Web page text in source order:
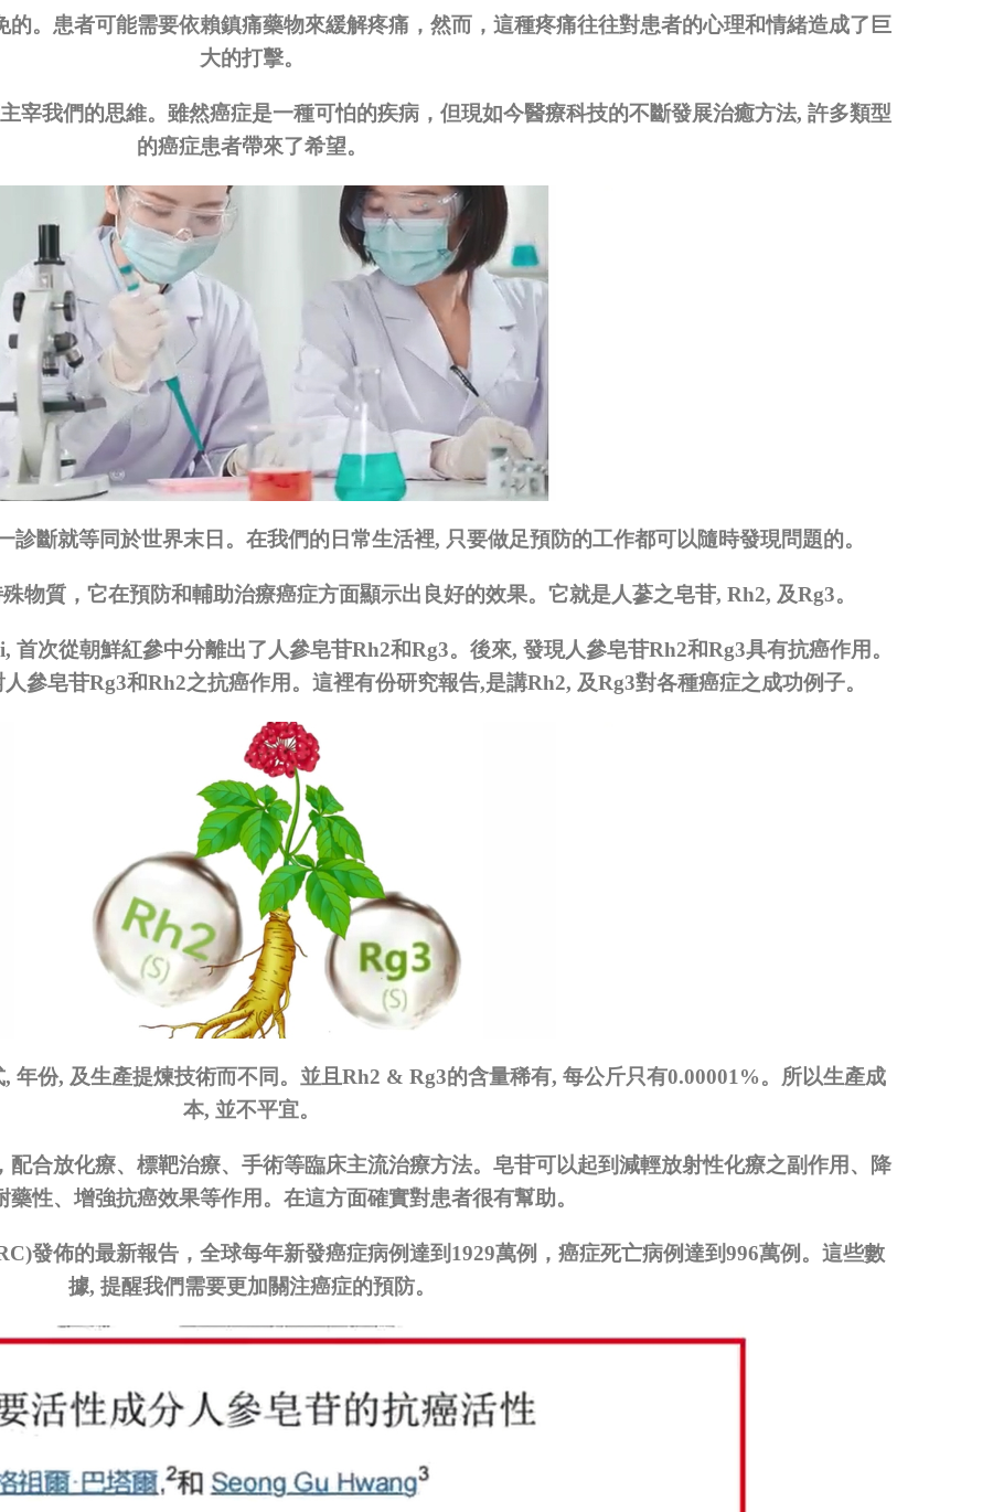
的。患者可能需要依賴鎮痛藥物來緩解疼痛，然而，這種疼痛往往對患者的心理和情緒造成了巨
大的打擊。
宰我們的思維。雖然癌症是一種可怕的疾病，但現如今醫療科技的不斷發展治癒方法, 許多類型
的癌症患者帶來了希望。
斷就等同於世界末日。 在我們的日常生活裡, 只要做足預防的工作都可以隨時發現問題的。
物質，它在預防和輔助治療癌症方面顯示出良好的效果。它就是人蔘之皂苷, Rh2, 及Rg3。
首次從朝鮮紅參中分離出了人參皂苷Rh2和Rg3。後來, 發現人參皂苷Rh2和Rg3具有抗癌作用。
參皂苷Rg3和Rh2之抗癌作用。這裡有份研究報告,是講Rh2, 及Rg3對各種癌症之成功例子。
, 年份, 及生產提煉技術而不同。並且 Rh2 & Rg3的含量稀有, 每公斤只有0.00001%。所以生產成
本, 並不平宜。
配合放化療、標靶治療、手術等臨床主流治療方法。皂苷可以起到減輕放射性化療之副作用、降
藥性、增強抗癌效果等作用。在這方面確實對患者很有幫助。
發佈的最新報告，全球每年新發癌症病例達到 1929萬例，癌症死亡病例達到996萬例。這些數
據, 提醒我們需要更加關注癌症的預防。